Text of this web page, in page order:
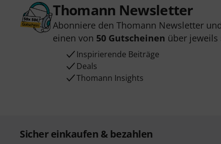
Thomann Newsletter
Abonniere den Thomann Newsletter
einen von 50 Gutscheinen über jeweils
Inspirierende Beiträge
Deals
Thomann Insights
Sicher einkaufen & bezahlen